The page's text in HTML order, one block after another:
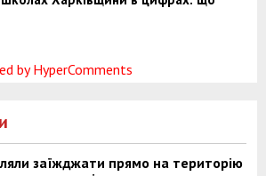
by HyperComments
заїжджати прямо на територію